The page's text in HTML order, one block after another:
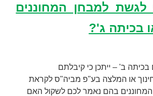
למבחן המחוננים
בכיתה ג'?
ב' – ייתכן כי קיבלתם
או המלצה בע"פ מביה"ס לקראת
בהם נאמר לכם לשקול האם